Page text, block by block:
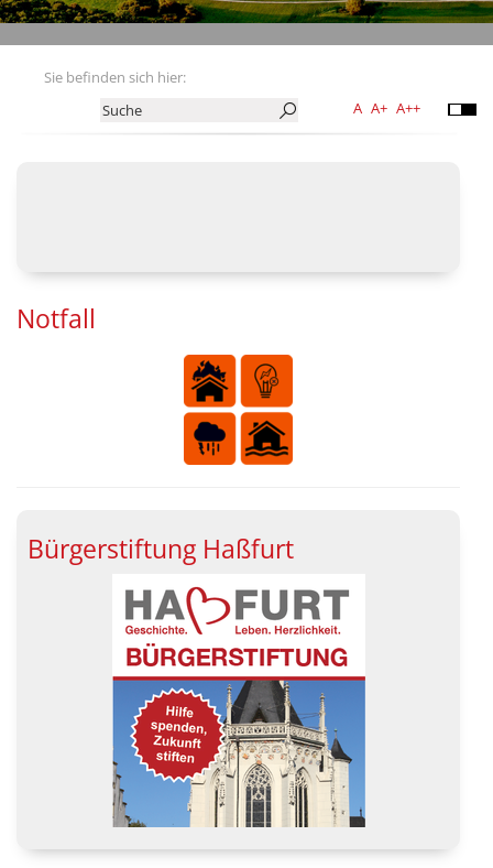
Sie befinden sich hier:
A A+ A++
Notfall
Bürgerstiftung Haßfurt